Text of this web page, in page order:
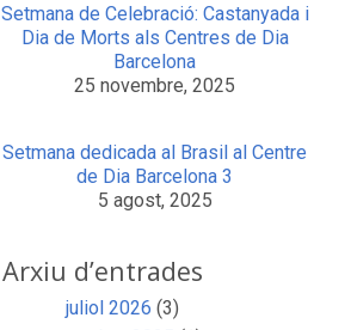
Setmana de Celebració: Castanyada i
Dia de Morts als Centres de Dia
Barcelona
25 novembre, 2025
Setmana dedicada al Brasil al Centre
de Dia Barcelona 3
5 agost, 2025
Arxiu d’entrades
juliol 2026 (3)